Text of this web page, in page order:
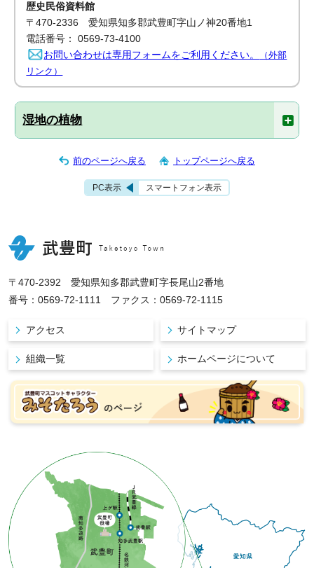
歴史民俗資料館
〒470-2336 愛知県知多郡武豊町字山ノ神20番地1
電話番号： 0569-73-4100
お問い合わせは専用フォームをご利用ください。
（外部
リンク）
湿地の植物
前のページへ戻る トップページへ戻る
PC表示 スマートフォン表示
〒470-2392 愛知県知多郡武豊町字長尾山2番地
番号：0569-72-1111 ファクス：0569-72-1115
アクセス サイトマップ
組織一覧 ホームページについて